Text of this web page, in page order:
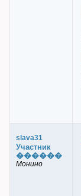
slava31
Участник
������
Монино